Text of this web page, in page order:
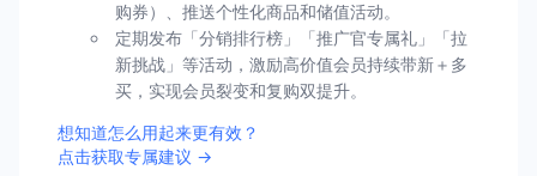
购券）、推送个性化商品和储值活动。
定期发布「分销排行榜」「推广官专属礼」「拉
新挑战」等活动，激励高价值会员持续带新＋多
买，实现会员裂变和复购双提升。
想知道怎么用起来更有效？
点击获取专属建议 →